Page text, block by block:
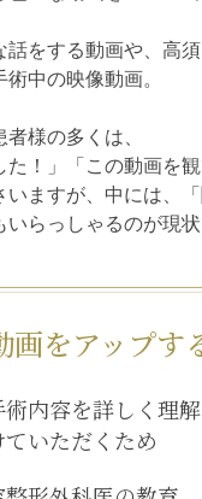
話をする動画や、高
中の映像動画。
様の多くは、
た！」「この動画を
いますが、中には、
らっしゃるのが現状
画をアップす
内容を詳しく理
いただくため